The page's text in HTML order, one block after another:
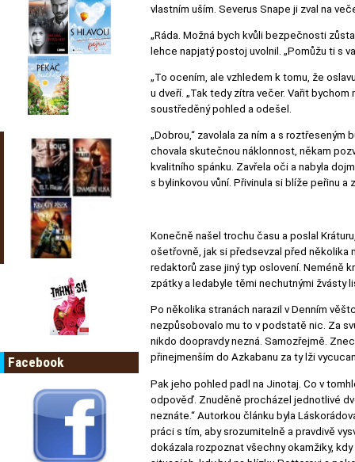
Facebook
vlastním uším. Severus Snape ji zval na
„Ráda. Možná bych kvůli bezpečnosti
lehce napjatý postoj uvolnil. „Pomůžu ti s
„To ocením, ale vzhledem k tomu, že
u dveří. „Tak tedy zítra večer. Vařit
soustředěný pohled a odešel.
„Dobrou,“ zavolala za ním a s
chovala skutečnou náklonnost, někam
kvalitního spánku. Zavřela oči a nabyla
s bylinkovou vůní. Přivinula si blíže peřinu
Konečně našel trochu času a poslal
ošetřovně, jak si předsevzal před několika
redaktorů zase jiný typ oslovení. Neméně
zpátky a ledabyle těmi nechutnými žvásty
Po několika stranách narazil v Denním
nezpůsobovalo mu to v podstatě nic. Za
nikdo doopravdy nezná. Samozřejmě.
přinejmenším do Azkabanu za ty lži
Pak jeho pohled padl na Jinotaj. Co v
odpověď. Znuděně procházel jednotlivé
neznáte.“ Autorkou článku byla
práci s tím, aby srozumitelně a pravdivě
dokázala rozpoznat všechny okamžiky,